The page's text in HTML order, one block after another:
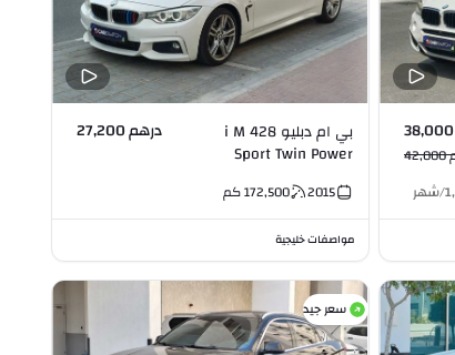
/شهر
بي ام دبليو 428 i M
Sport Twin Power
درهم 27,200
2015
172,500كم
مواصفات خليجية
سعر جيد